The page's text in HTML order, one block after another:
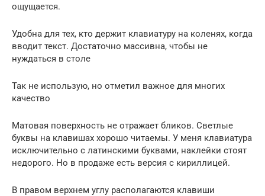
ощущается.
Удобна для тех, кто держит клавиатуру на коленях, когда
вводит текст. Достаточно массивна, чтобы не
нуждаться в столе
Так не использую, но отметил важное для многих
качество
Матовая поверхность не отражает бликов. Светлые
буквы на клавишах хорошо читаемы. У меня клавиатура
исключительно с латинскими буквами, наклейки стоят
недорого. Но в продаже есть версия с кириллицей.
В правом верхнем углу располагаются клавиши